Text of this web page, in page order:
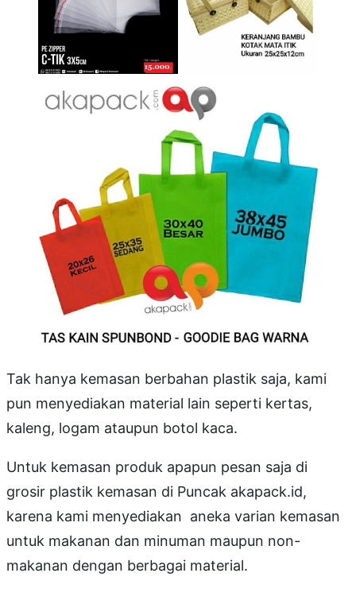
Tak hanya kemasan berbahan plastik saja, kami
pun menyediakan material lain seperti kertas,
kaleng, logam ataupun botol kaca.
Untuk kemasan produk apapun pesan saja di
grosir plastik kemasan di Puncak akapack.id,
karena kami menyediakan aneka varian kemasan
untuk makanan dan minuman maupun non-
makanan dengan berbagai material.